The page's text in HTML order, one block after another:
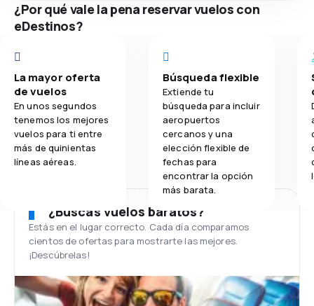
¿Por qué vale la pena reservar vuelos con
eDestinos?
La mayor oferta
de vuelos
En unos segundos
tenemos los mejores
vuelos para ti entre
más de quinientas
líneas aéreas.
Búsqueda flexible
Extiende tu
búsqueda para incluir
aeropuertos
cercanos y una
elección flexible de
fechas para
encontrar la opción
más barata.
¿Buscas vuelos baratos?
Estás en el lugar correcto. Cada día comparamos
cientos de ofertas para mostrarte las mejores.
¡Descúbrelas!